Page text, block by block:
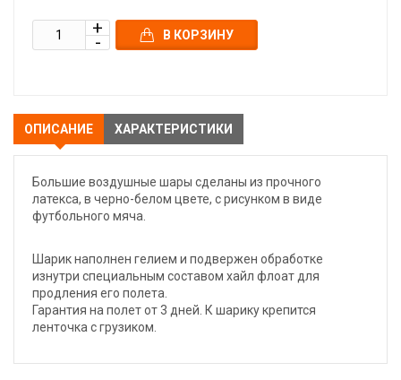
В КОРЗИНУ
ОПИСАНИЕ ХАРАКТЕРИСТИКИ
Большие воздушные шары сделаны из прочного
латекса, в черно-белом цвете, с рисунком в виде
футбольного мяча.
Шарик наполнен гелием и подвержен обработке
изнутри специальным составом хайл флоат для
продления его полета.
Гарантия на полет от 3 дней. К шарику крепится
ленточка с грузиком.